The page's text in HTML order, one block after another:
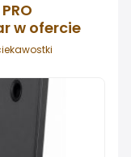
w ofercie